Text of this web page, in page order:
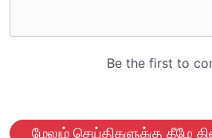
மேலும் செய்திகளுக்கு கீழே